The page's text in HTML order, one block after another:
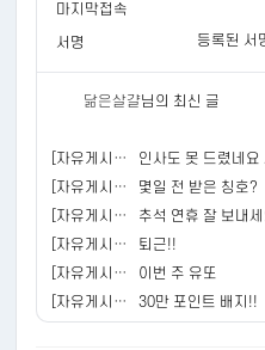
마지막접속
서명
등록된 서
닮은살걀님의 최신 글
[자유게시판]
[자유게시판]
몇일 전 받은 칭호?
[자유게시판]
추석 연휴 잘 보내세
[자유게시판]
퇴근!!
[자유게시판]
이번 주 유또
[자유게시판]
30만 포인트 배지!!